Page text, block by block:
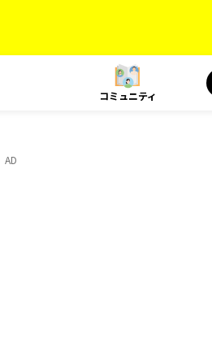
コミュニティ
AD